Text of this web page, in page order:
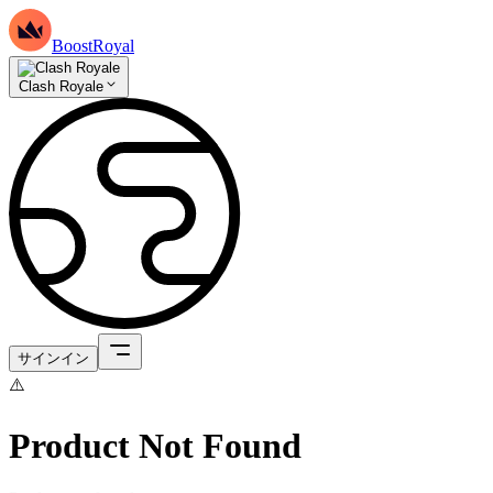
BoostRoyal
Clash Royale
サインイン
⚠️
Product Not Found